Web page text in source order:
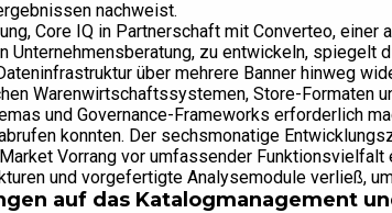
nachweist.
Core IQ in Partnerschaft mit Converteo, einer
Unternehmensberatung, zu entwickeln, spiegelt
über mehrere Banner hinweg
Warenwirtschaftssystemen, Store-Formaten
und Governance-Frameworks erforderlich
konnten. Der sechsmonatige
Vorrang vor umfassender Funktionsvielfalt
und vorgefertigte Analysemodule verließ,
auf das Katalogmanagement